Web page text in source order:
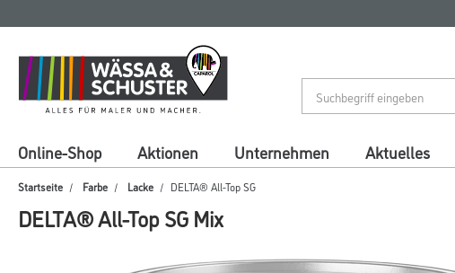
springen
springen
Online-Shop Aktionen Unternehmen Aktuelles
Startseite Farbe Lacke DELTA® All-Top SG
DELTA® All-Top SG Mix